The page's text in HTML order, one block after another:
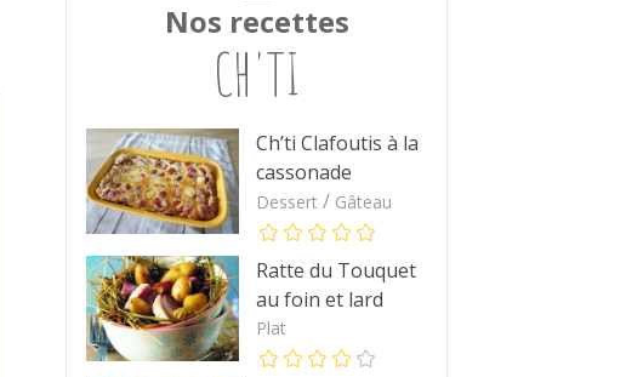
Nos recettes
CH'TI
Ch’ti Clafoutis à la
cassonade
Dessert / Gâteau
Ratte du Touquet
au foin et lard
Plat